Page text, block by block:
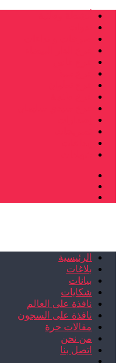
الرئيسية
بلاغات
بيانات
شكايات
نافذة على العالم
نافذة على السجون
مقالات حرة
من نحن
اتصل بنا